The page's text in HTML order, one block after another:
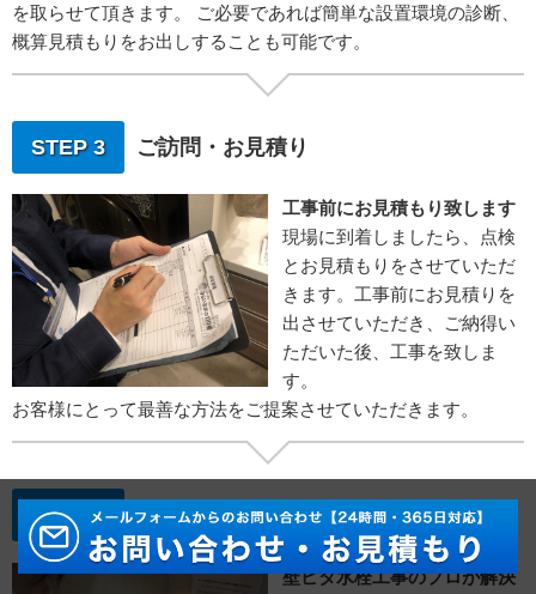
を取らせて頂きます。 ご必要であれば簡単な設置環境の診断、
概算見積もりをお出しすることも可能です。
STEP 3 ご訪問・お見積り
工事前にお見積もり致します
現場に到着しましたら、点検
とお見積もりをさせていただ
きます。工事前にお見積りを
出させていただき、ご納得い
ただいた後、工事を致しま
す。
お客様にとって最善な方法をご提案させていただきます。
STEP 4 水栓取り付け工事
壁ピタ水栓工事のプロが解決